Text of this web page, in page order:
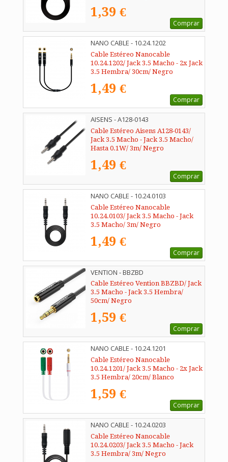
1,39 €
Comprar
NANO CABLE - 10.24.1202
Cable Estéreo Nanocable
10.24.1202/ Jack 3.5 Macho - 2x Jack
3.5 Hembra/ 30cm/ Negro
1,49 €
Comprar
AISENS - A128-0143
Cable Estéreo Aisens A128-0143/
Jack 3.5 Macho - Jack 3.5 Macho/
Hasta 0.1W/ 3m/ Negro
1,49 €
Comprar
NANO CABLE - 10.24.0103
Cable Estéreo Nanocable
10.24.0103/ Jack 3.5 Macho - Jack
3.5 Macho/ 3m/ Negro
1,49 €
Comprar
VENTION - BBZBD
Cable Estéreo Vention BBZBD/ Jack
3.5 Macho - Jack 3.5 Hembra/
50cm/ Negro
1,59 €
Comprar
NANO CABLE - 10.24.1201
Cable Estéreo Nanocable
10.24.1201/ Jack 3.5 Macho - 2x Jack
3.5 Hembra/ 20cm/ Blanco
1,59 €
Comprar
NANO CABLE - 10.24.0203
Cable Estéreo Nanocable
10.24.0203/ Jack 3.5 Macho - Jack
3.5 Hembra/ 3m/ Negro